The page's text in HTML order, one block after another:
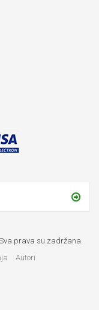
prava su zadržana.
Autori